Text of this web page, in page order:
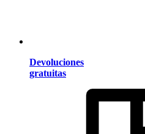
Devoluciones
gratuitas